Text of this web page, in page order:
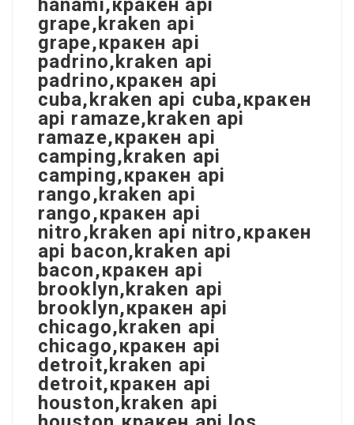
hanami,кракен api
grape,kraken api
grape,кракен api
padrino,kraken api
padrino,кракен api
cuba,kraken api cuba,кракен
api ramaze,kraken api
ramaze,кракен api
camping,kraken api
camping,кракен api
rango,kraken api
rango,кракен api
nitro,kraken api nitro,кракен
api bacon,kraken api
bacon,кракен api
brooklyn,kraken api
brooklyn,кракен api
chicago,kraken api
chicago,кракен api
detroit,kraken api
detroit,кракен api
houston,kraken api